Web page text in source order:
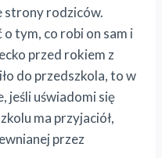
strony rodziców.
tym, co robi on sam i
przed rokiem z
do przedszkola, to w
jeśli uświadomi się
ma przyjaciół,
przez